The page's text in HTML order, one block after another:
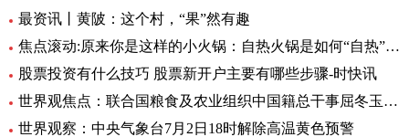
最资讯丨黄陂：这个村，“果”然有趣
焦点滚动:原来你是这样的小火锅：自热火锅是如何“自热”的？
股票投资有什么技巧 股票新开户主要有哪些步骤-时快讯
世界观焦点：联合国粮食及农业组织中国籍总干事屈冬玉2日在新任总干事选举中成功胜选连任
世界观察：中央气象台7月2日18时解除高温黄色预警